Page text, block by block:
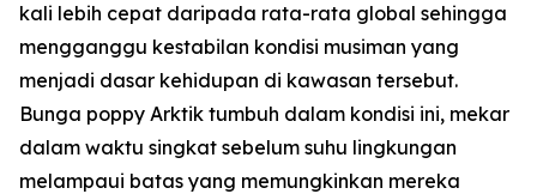
kali lebih cepat daripada rata-rata global sehingga
mengganggu kestabilan kondisi musiman yang
menjadi dasar kehidupan di kawasan tersebut.
Bunga poppy Arktik tumbuh dalam kondisi ini, mekar
dalam waktu singkat sebelum suhu lingkungan
melampaui batas yang memungkinkan mereka